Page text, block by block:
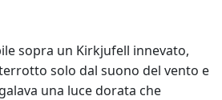
sopra un Kirkjufell innevato,
solo dal suono del vento e
una luce dorata che